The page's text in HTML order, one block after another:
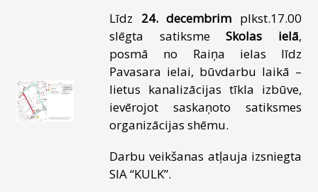
Līdz 24. decembrim plkst.17.00
slēgta satiksmeSkolas ielā,
posmā no Raiņa ielas līdz
Pavasara ielai, būvdarbu laikā –
lietus kanalizācijas tīkla izbūve,
ievērojot saskaņoto satiksmes
organizācijas shēmu.
Darbu veikšanas atļauja izsniegta
SIA “KULK”.